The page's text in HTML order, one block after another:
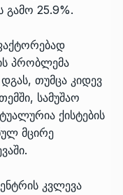
გამო 25.9%.
პრობლემა
თუმცა კიდევ
სამუშაო
ქისტების
მცირე
კვლევა